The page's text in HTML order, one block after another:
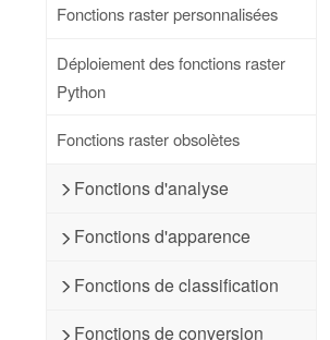
Fonctions raster personnalisées
Déploiement des fonctions raster
Python
Fonctions raster obsolètes
Fonctions d'analyse
Fonctions d'apparence
Fonctions de classification
Fonctions de conversion